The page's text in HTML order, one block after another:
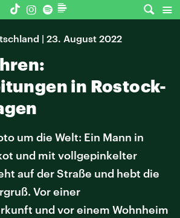
| 23. August 2022
in Rostock-
um die Welt: Ein Mann in
und mit vollgepinkelter
auf der Straße und hebt die
Vor einer
und vor einem Wohnheim